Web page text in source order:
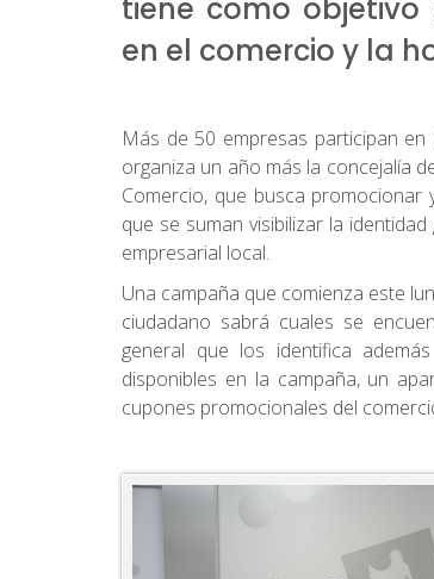
tiene como
en el comercio y la
Más de 50 empresas participan en
organiza un año más la concejalía
Comercio, que busca
que se suman visibilizar la
empresarial local.
Una campaña que comienza este
ciudadano sabrá cuales se
general que los identifica
disponibles en la campaña, un
cupones promocionales del